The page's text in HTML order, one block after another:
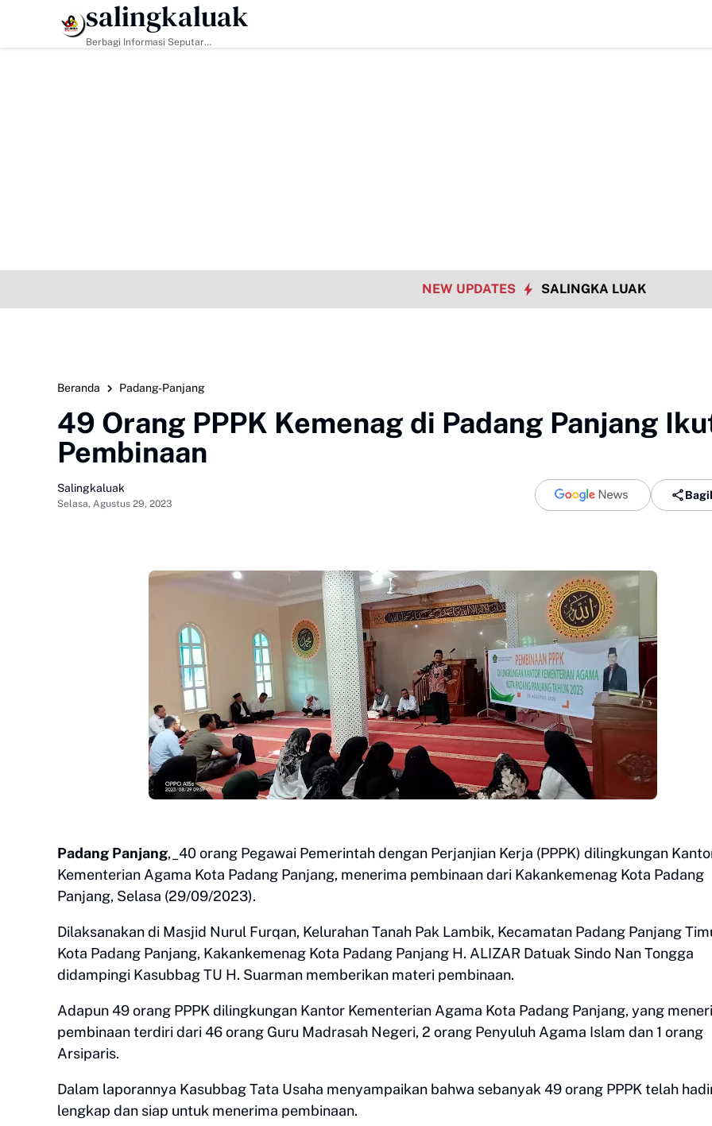
HEADLINE
salingkaluak
Berbagi Informasi Seputar
NEW UPDATES SALINGKA LUAK
Beranda Padang-Panjang
49 Orang PPPK Kemenag di Padang Panjang
Pembinaan
Salingkaluak
Selasa, Agustus 29, 2023
Padang Panjang,_40 orang Pegawai Pemerintah dengan Perjanjian Kerja (PPPK) dilingkungan
Kementerian Agama Kota Padang Panjang, menerima pembinaan dari Kakankemenag Kota Padang
Panjang, Selasa (29/09/2023).
Dilaksanakan di Masjid Nurul Furqan, Kelurahan Tanah Pak Lambik, Kecamatan Padang Panjang
Kota Padang Panjang, Kakankemenag Kota Padang Panjang H. ALIZAR Datuak Sindo Nan Tongga
didampingi Kasubbag TU H. Suarman memberikan materi pembinaan.
Adapun 49 orang PPPK dilingkungan Kantor Kementerian Agama Kota Padang Panjang, yang
pembinaan terdiri dari 46 orang Guru Madrasah Negeri, 2 orang Penyuluh Agama Islam dan 1 orang
Arsiparis.
Dalam laporannya Kasubbag Tata Usaha menyampaikan bahwa sebanyak 49 orang PPPK telah
lengkap dan siap untuk menerima pembinaan.